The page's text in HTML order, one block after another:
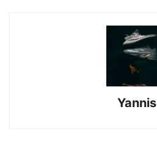
Yannis